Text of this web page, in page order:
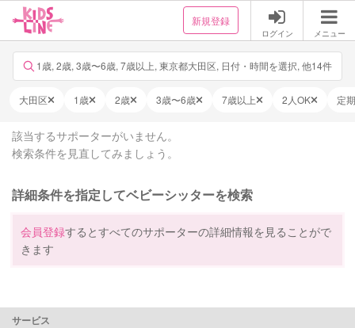
新規登録
ログイン メニュー
1歳, 2歳, 3歳〜6歳, 7歳以上, 東京都大田区, 日付・時間を選択, 他14件
大田区 1歳 2歳 3歳〜6歳 7歳以上 2人OK 定
該当するサポーターがいません。
検索条件を見直してみましょう。
詳細条件を指定してベビーシッターを検索
会員登録するとすべてのサポーターの詳細情報を見ることがで
きます
サービス